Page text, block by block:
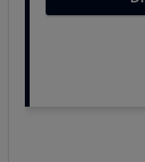
una red asociada a
También existe la